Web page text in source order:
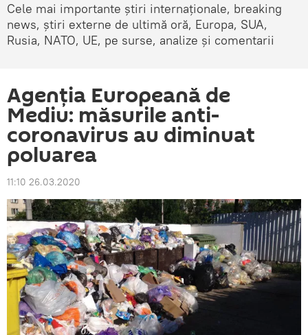
Cele mai importante știri internaționale, breaking
news, știri externe de ultimă oră, Europa, SUA,
Rusia, NATO, UE, pe surse, analize și comentarii
Agenția Europeană de
Mediu: măsurile anti-
coronavirus au diminuat
poluarea
11:10 26.03.2020